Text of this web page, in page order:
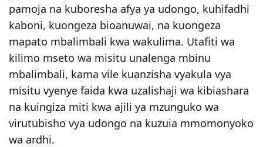
pamoja na kuboresha afya ya udongo, kuhifadhi
kaboni, kuongeza bioanuwai, na kuongeza
mapato mbalimbali kwa wakulima. Utafiti wa
kilimo mseto wa misitu unalenga mbinu
mbalimbali, kama vile kuanzisha vyakula vya
misitu vyenye faida kwa uzalishaji wa kibiashara
na kuingiza miti kwa ajili ya mzunguko wa
virutubisho vya udongo na kuzuia mmomonyoko
wa ardhi.